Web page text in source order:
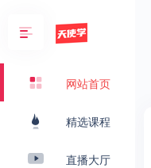
网站首页
精选课程
直播大厅